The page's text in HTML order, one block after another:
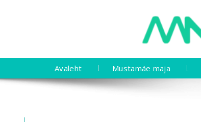
Avaleht Mustamäe maja